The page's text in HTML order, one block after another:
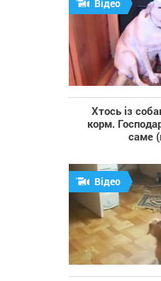
Відео
Хтось із
корм.
саме
Відео